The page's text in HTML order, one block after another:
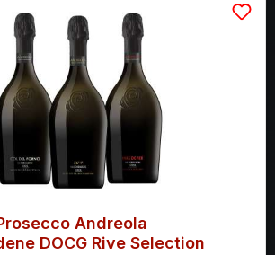
Andreola
DOCG Rive Selection